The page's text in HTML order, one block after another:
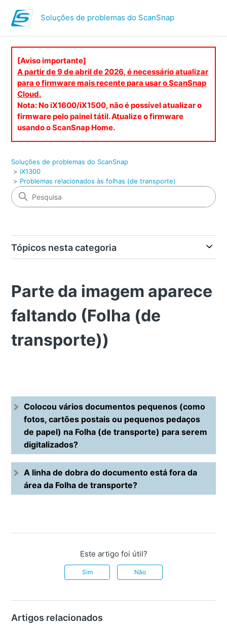
Soluções de problemas do ScanSnap
[Aviso importante]
A partir de 9 de abril de 2026, é necessário atualizar
para o firmware mais recente para usar o ScanSnap
Cloud.
Nota: No iX1600/iX1500, não é possível atualizar o
firmware pelo painel tátil. Atualize o firmware
usando o ScanSnap Home.
Soluções de problemas do ScanSnap
iX1300
Problemas relacionados às folhas (de transporte)
Tópicos nesta categoria
Parte da imagem aparece
faltando (Folha (de
transporte))
Colocou vários documentos pequenos (como
fotos, cartões postais ou pequenos pedaços
de papel) na Folha (de transporte) para serem
digitalizados?
A linha de dobra do documento está fora da
área da Folha de transporte?
Este artigo foi útil?
Sim Não
Artigos relacionados